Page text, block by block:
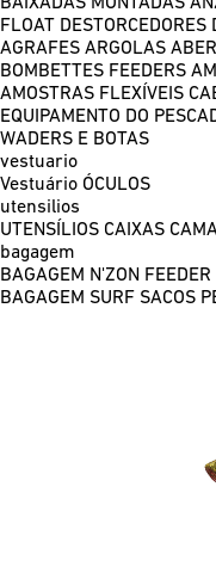
FLOAT DESTORCEDORES
AGRAFES ARGOLAS
BOMBETTES FEEDERS
AMOSTRAS FLEXÍVEIS
EQUIPAMENTO DO
WADERS E BOTAS
vestuario
Vestuário ÓCULOS
utensilios
UTENSÍLIOS CAIXAS
bagagem
BAGAGEM N'ZON FEEDER
BAGAGEM SURF SACOS